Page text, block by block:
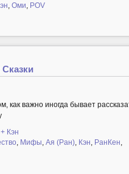
Оми POV
Сказки
как важно иногда бывает
Кэн
Мифы Ая (Ран) Кэн РанКен